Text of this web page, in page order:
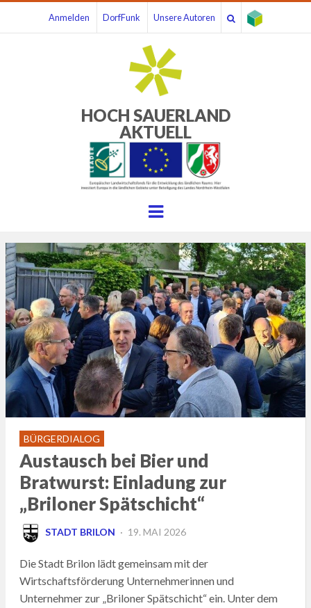
Anmelden DorfFunk Unsere Autoren
HOCH SAUERLAND
AKTUELL
Menu
BÜRGERDIALOG
Austausch bei Bier und
Bratwurst: Einladung zur
„Briloner Spätschicht“
STADT BRILON
POSTED
19. MAI 2026
Die Stadt Brilon lädt gemeinsam mit der
Wirtschaftsförderung Unternehmerinnen und
Unternehmer zur „Briloner Spätschicht“ ein. Unter dem